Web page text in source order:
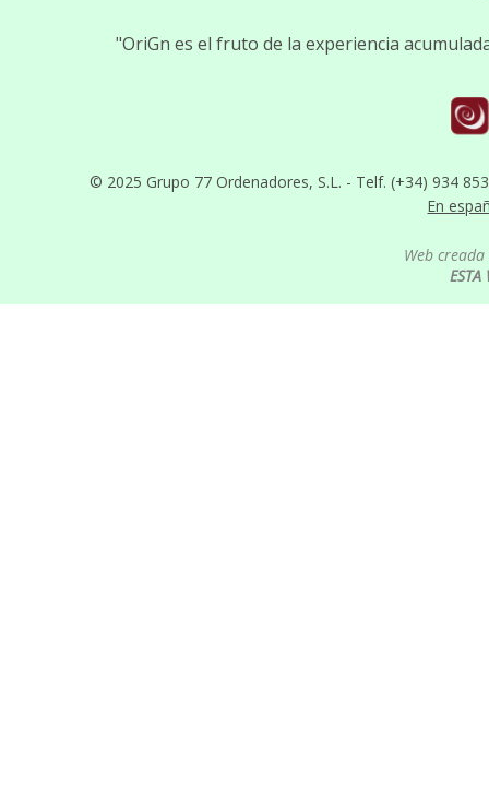
© 2025 Grupo 77 Ordenadores, S.L. - Telf. (+34) 934
En
"OriGn es el fruto de la experiencia
Web
ESTA